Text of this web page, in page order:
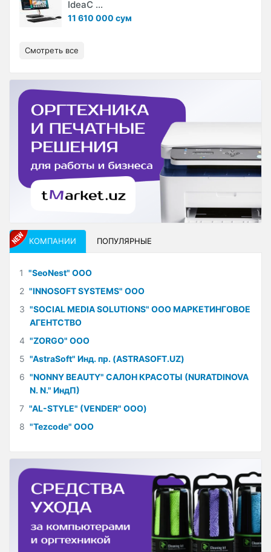
IdeaC ...
11 610 000 сум
Смотреть все
КОМПАНИИ ПОПУЛЯРНЫЕ
1 "SeoNest" ООО
2 "INNOSOFT SYSTEMS" ООО
3 "SOCIAL MEDIA SOLUTIONS" ООО МАРКЕТИНГОВОЕ
АГЕНТСТВО
4 "ZORGO" ООО
5 "AstraSoft" Инд. пр. (ASTRASOFT.UZ)
6 "NONNY BEAUTY" САЛОН КРАСОТЫ (NURATDINOVA
N. N." ИндП)
7 "AL-STYLE" (VENDER" ООО)
8 "Tezcode" ООО